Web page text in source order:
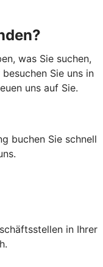
was Sie suchen,
Sie uns in
uns auf Sie.
buchen Sie schnell
in Ihrer